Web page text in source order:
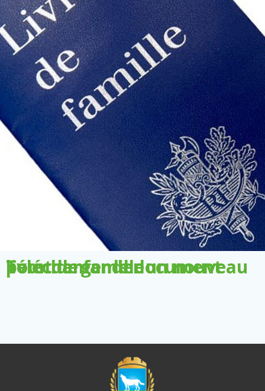
Télécharger le document pour demander un nouveau livret de famille